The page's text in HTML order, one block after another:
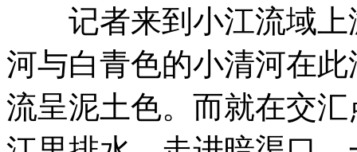
俄美“心结难解”俄不满日本亲美
专家：安倍急于访俄是担心中俄联手“制日”
记者来到小江流域上
河与白青色的小清河在
流呈泥土色。而就在交